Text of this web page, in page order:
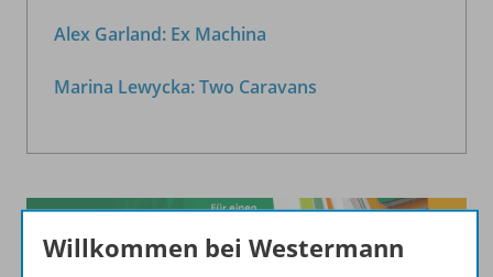
Alex Garland: Ex Machina
Marina Lewycka: Two Caravans
Willkommen bei Westermann